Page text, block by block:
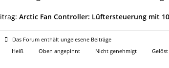
Arctic Fan Controller: Lüftersteuerung mit
Das Forum enthält ungelesene Beiträge
Heiß Oben angepinnt Nicht genehmigt Gelöst